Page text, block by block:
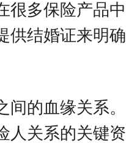
多保险产品
结婚证来明
的血缘关系
关系的关键资